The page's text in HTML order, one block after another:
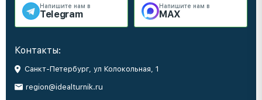
Напишите нам в
Telegram
Напишите нам в
MAX
Контакты:
Санкт-Петербург, ул Колокольная, 1
region@idealturnik.ru